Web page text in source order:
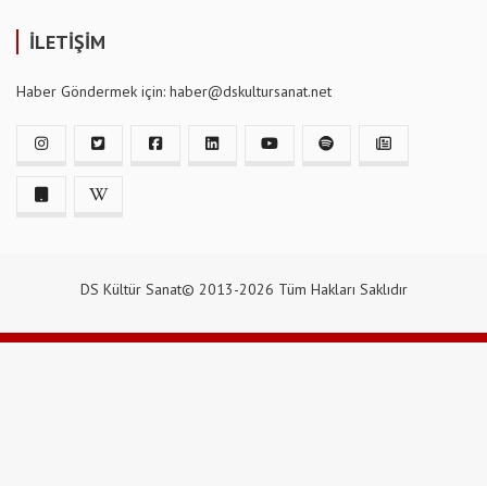
İLETİŞİM
Haber Göndermek için: haber@dskultursanat.net
DS Kültür Sanat© 2013-2026 Tüm Hakları Saklıdır